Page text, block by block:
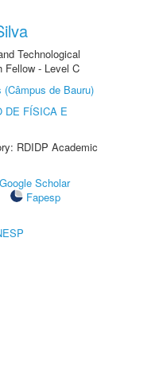
Technological
Fellow - Level C
de Bauru)
DE FÍSICA E
RDIDP Academic
Google Scholar
Fapesp